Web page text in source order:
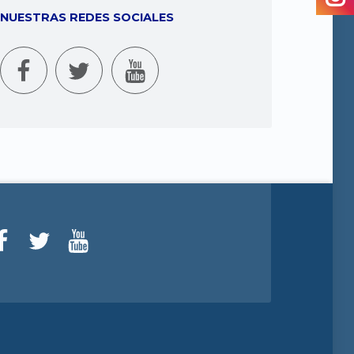
NUESTRAS REDES SOCIALES